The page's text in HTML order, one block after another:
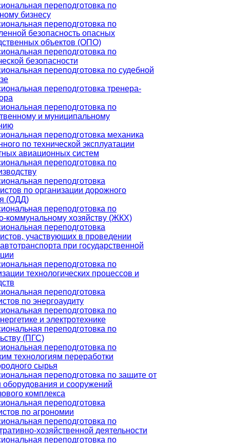
переподготовка по
бизнесу
переподготовка по
безопасность опасных
объектов (ОПО)
переподготовка по
безопасности
переподготовка по судебной
переподготовка тренера-
переподготовка по
и муниципальному
переподготовка механика
по технической эксплуатации
авиационных систем
переподготовка по
переподготовка
по организации дорожного
(ОДД)
переподготовка по
коммунальному хозяйству (ЖКХ)
переподготовка
участвующих в проведении
при государственной
переподготовка по
технологических процессов и
переподготовка
по энергоаудиту
переподготовка по
и электротехнике
переподготовка по
(ПГС)
переподготовка по
технологиям переработки
сырья
переподготовка по защите от
оборудования и сооружений
комплекса
переподготовка
по агрономии
переподготовка по
хозяйственной деятельности
переподготовка по